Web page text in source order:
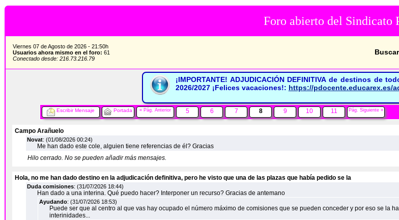
Foro abierto del Sindicato
Viernes 07 de Agosto de 2026 - 21:50h
Usuarios ahora mismo en el foro: 61
Conectado desde: 216.73.216.79
¡IMPORTANTE! ADJUDICACIÓN DEFINITIVA de destinos de
2026/2027 ¡Felices vacaciones!: https://pdocente.educarex.es/
Escribir Mensaje Portada « Pág. Anterior 5 6 7 8 9 10 11 Pág. Siguiente »
Campo Arañuelo
Novat: (01/08/2026 00:24)
Me han dado este cole, alguien tiene referencias de él? Gracias
Hilo cerrado. No se pueden añadir más mensajes.
Hola, no me han dado destino en la adjudicación definitiva, pero he visto que una de las plazas que había pedido se la
Duda comisiones: (31/07/2026 18:44)
Han dado a una interina. Qué puedo hacer? Interponer un recurso? Gracias de antemano
Ayudando: (31/07/2026 18:53)
Puede ser que al centro al que vas hay ocupado el número máximo de comisiones que se pueden conceder y por eso se la
interinidades...